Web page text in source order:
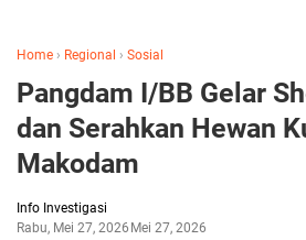
Home › Regional › Sosial
Pangdam I/BB Gelar
dan Serahkan Hewan
Makodam
Info Investigasi
Rabu, Mei 27, 2026 Mei 27, 2026